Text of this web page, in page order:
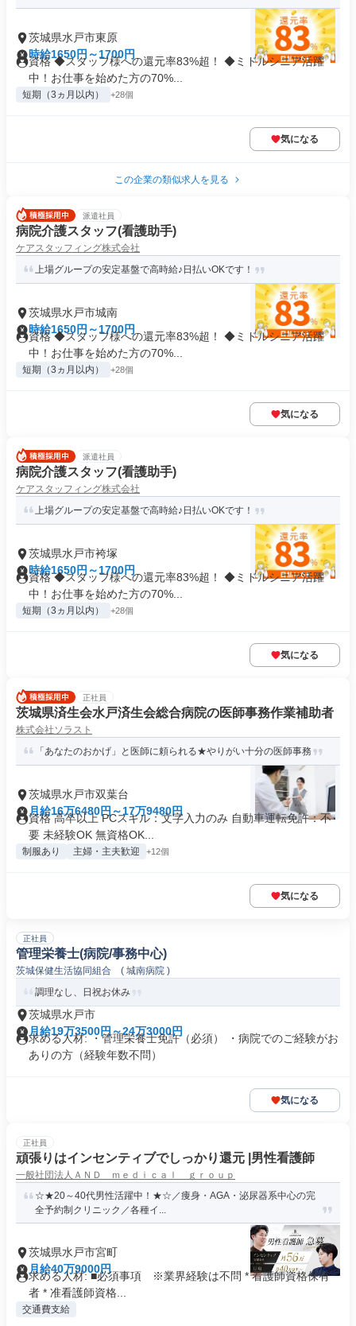
茨城県水戸市東原
時給1650円～1700円
資格 ◆スタッフ様への還元率83%超！ ◆ミドルシニア活躍
中！お仕事を始めた方の70%...
短期（3ヵ月以内） +28個
気になる
この企業の類似求人を見る
派遣社員
病院介護スタッフ(看護助手)
ケアスタッフィング株式会社
上場グループの安定基盤で高時給♪日払いOKです！
茨城県水戸市城南
時給1650円～1700円
資格 ◆スタッフ様への還元率83%超！ ◆ミドルシニア活躍
中！お仕事を始めた方の70%...
短期（3ヵ月以内） +28個
気になる
派遣社員
病院介護スタッフ(看護助手)
ケアスタッフィング株式会社
上場グループの安定基盤で高時給♪日払いOKです！
茨城県水戸市袴塚
時給1650円～1700円
資格 ◆スタッフ様への還元率83%超！ ◆ミドルシニア活躍
中！お仕事を始めた方の70%...
短期（3ヵ月以内） +28個
気になる
正社員
茨城県済生会水戸済生会総合病院の医師事務作業補助者
株式会社ソラスト
「あなたのおかげ」と医師に頼られる★やりがい十分の医師事務
茨城県水戸市双葉台
月給16万6480円～17万9480円
資格 高卒以上 PCスキル：文字入力のみ 自動車運転免許：不
要 未経験OK 無資格OK...
制服あり 主婦・主夫歓迎 +12個
気になる
正社員
管理栄養士(病院/事務中心)
茨城保健生活協同組合 ( 城南病院 )
調理なし、日祝お休み
茨城県水戸市
月給19万3500円～24万3000円
求める人材: ・管理栄養士免許（必須） ・病院でのご経験がお
ありの方（経験年数不問）
気になる
正社員
頑張りはインセンティブでしっかり還元 |男性看護師
一般社団法人ＡＮＤ ｍｅｄｉｃａｌ ｇｒｏｕｐ
☆★20～40代男性活躍中！★☆／痩身・AGA・泌尿器系中心の完
全予約制クリニック／各種イ...
茨城県水戸市宮町
月給40万9000円
求める人材: ■必須事項 ※業界経験は不問 * 看護師資格保有
者 * 准看護師資格...
交通費支給